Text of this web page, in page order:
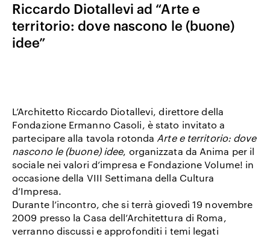
COGNOME
Riccardo Diotallevi ad “Arte e
territorio: dove nascono le (buone)
idee”
L’Architetto Riccardo Diotallevi, direttore della
Fondazione Ermanno Casoli , è stato invitato a
partecipare alla tavola rotonda Arte e territorio: dove
nascono le (buone) idee, organizzata da Anima per il
sociale nei valori d’impresa e Fondazione Volume! in
occasione della VIII Settimana della Cultura
d’Impresa.
Durante l’incontro, che si terrà giovedì 19 novembre
2009 presso la Casa dell’Architettura di Roma,
verranno discussi e approfonditi i temi legati